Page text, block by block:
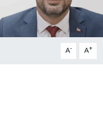
A- A+